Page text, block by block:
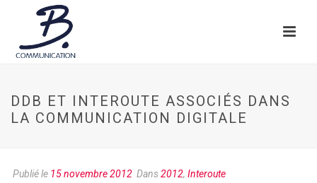
DDB ET INTEROUTE ASSOCIÉS DANS
LA COMMUNICATION DIGITALE
Publié le 15 novembre 2012 Dans2012, Interoute